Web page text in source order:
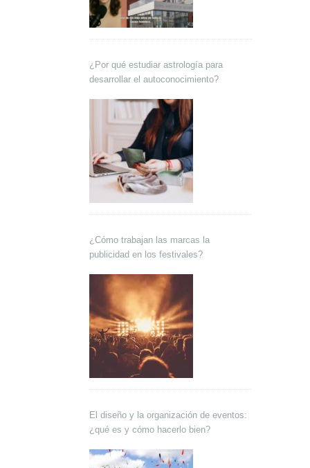
¿Por qué estudiar astrología para
desarrollar el autoconocimiento?
¿Cómo trabajan las marcas la
publicidad en los festivales?
El diseño y la organización de eventos:
¿qué es y cómo hacerlo bien?